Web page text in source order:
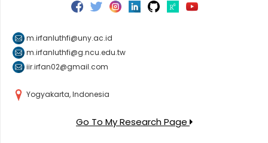
m.irfanluthfi@uny.ac.id
m.irfanluthfi@g.ncu.edu.tw
iir.irfan02@gmail.com
Yogyakarta, Indonesia
Go To My Research Page